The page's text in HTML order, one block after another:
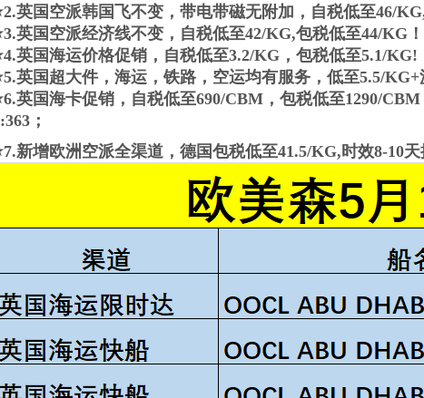
英国空派韩国飞不变，带电带磁无附加，自税低至46/
英国空派经济线不变，自税低至42/KG,包税低至44/KG！
英国海运价格促销，自税低至3.2/KG，包税低至5.1/
英国超大件，海运，铁路，空运均有服务，低至5.5/KG+
英国海卡促销，自税低至690/CBM，包税低至1290/
；
新增欧洲空派全渠道，德国包税低至41.5/KG,时效8-10天